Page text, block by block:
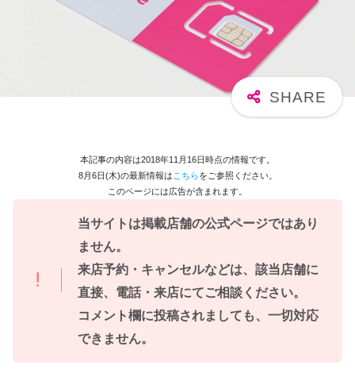
本記事の内容は2018年11月16日時点の情報です。
8月6日(木)の最新情報は こちらをご参照ください。
このページには広告が含まれます。
当サイトは掲載店舗の公式ページではあり
ません。
来店予約・キャンセルなどは、該当店舗に
直接、電話・来店にてご相談ください。
コメント欄に投稿されましても、一切対応
できません。